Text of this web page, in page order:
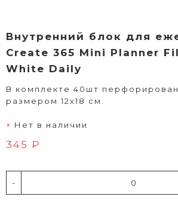
Внутренний блок для
Create 365 Mini Planner
White Daily
В комплекте 40шт
размером 12х18 см.
Нет в наличии
345 ₽
-